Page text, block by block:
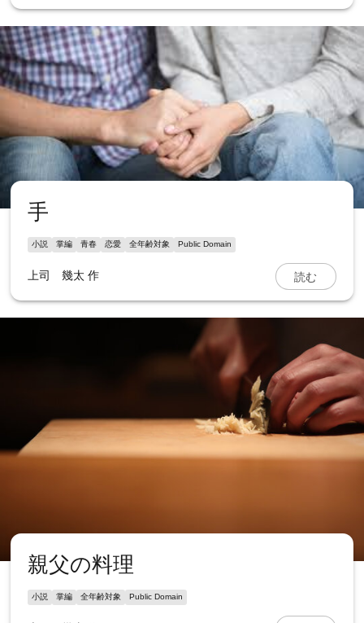
手
小説 掌編 青春 恋愛 全年齢対象 Public Domain
上司 幾太 作 読む
親父の料理
小説 掌編 全年齢対象 Public Domain